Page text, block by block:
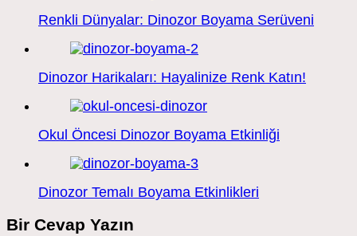
Renkli Dünyalar: Dinozor Boyama Serüveni
Dinozor Harikaları: Hayalinize Renk Katın!
Okul Öncesi Dinozor Boyama Etkinliği
Dinozor Temalı Boyama Etkinlikleri
Bir Cevap Yazın